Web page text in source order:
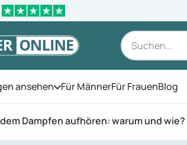
ansehen Öffnen Sie das Menü
Für MännerFür FrauenBlog
Dampfen aufhören: warum und wie?